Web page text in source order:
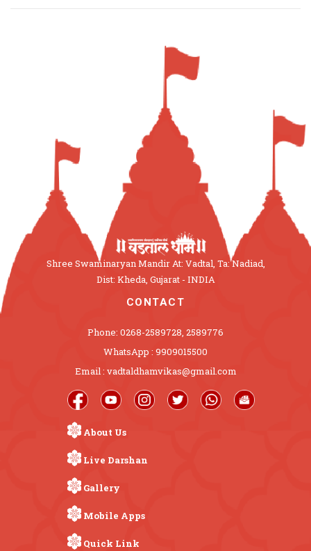
Shree Swaminaryan Mandir At: Vadtal, Ta: Nadiad,
Dist: Kheda, Gujarat - INDIA
CONTACT
Phone: 0268-2589728, 2589776
WhatsApp : 9909015500
Email : vadtaldhamvikas@gmail.com
About Us
Live Darshan
Gallery
Mobile Apps
Quick Link